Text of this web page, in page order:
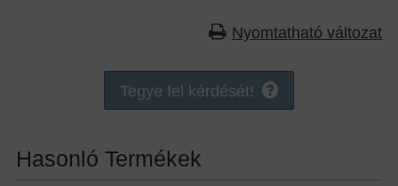
Nyomtatható változat
Tegye fel kérdését!
Hasonló Termékek